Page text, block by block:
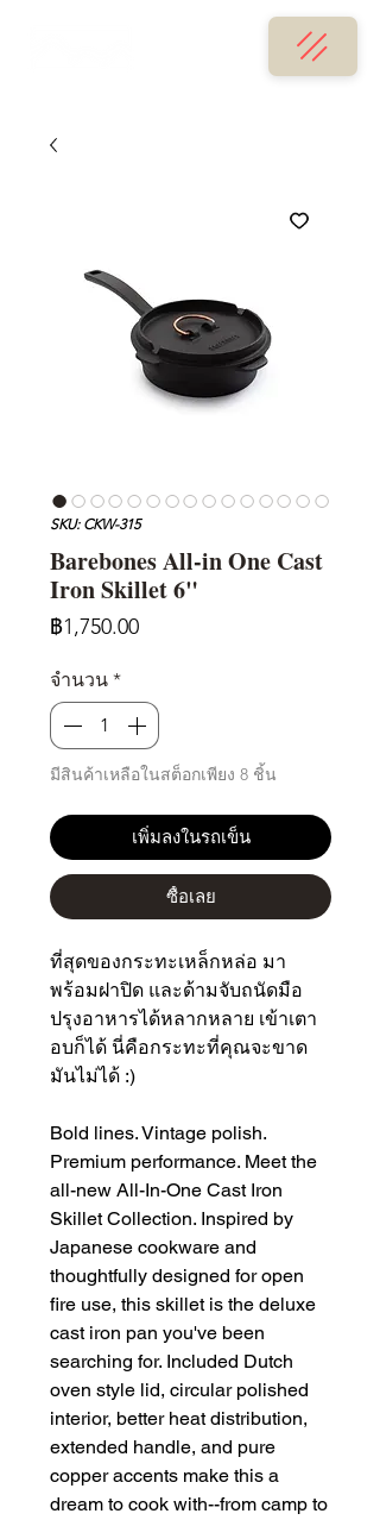
SKU: CKW-315
Barebones All-in One Cast
Iron Skillet 6"
฿1,750.00ราคา
จำนวน *
มีสินค้าเหลือในสต็อกเพียง 8 ชิ้น
เพิ่มลงในรถเข็น
ซื้อเลย
ที่สุดของกระทะเหล็กหล่อ มา
พร้อมฝาปิด และด้ามจับถนัดมือ
ปรุงอาหารได้หลากหลาย เข้าเตา
อบก็ได้ นี่คือกระทะที่คุณจะขาด
มันไม่ได้ :)
Bold lines. Vintage polish.
Premium performance. Meet the
all-new All-In-One Cast Iron
Skillet Collection. Inspired by
Japanese cookware and
thoughtfully designed for open
fire use, this skillet is the deluxe
cast iron pan you've been
searching for. Included Dutch
oven style lid, circular polished
interior, better heat distribution,
extended handle, and pure
copper accents make this a
dream to cook with--from camp to